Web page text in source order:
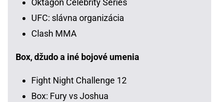
Oktagon Celebrity Series
UFC: slávna organizácia
Clash MMA
Box, džudo a iné bojové umenia
Fight Night Challenge 12
Box: Fury vs Joshua